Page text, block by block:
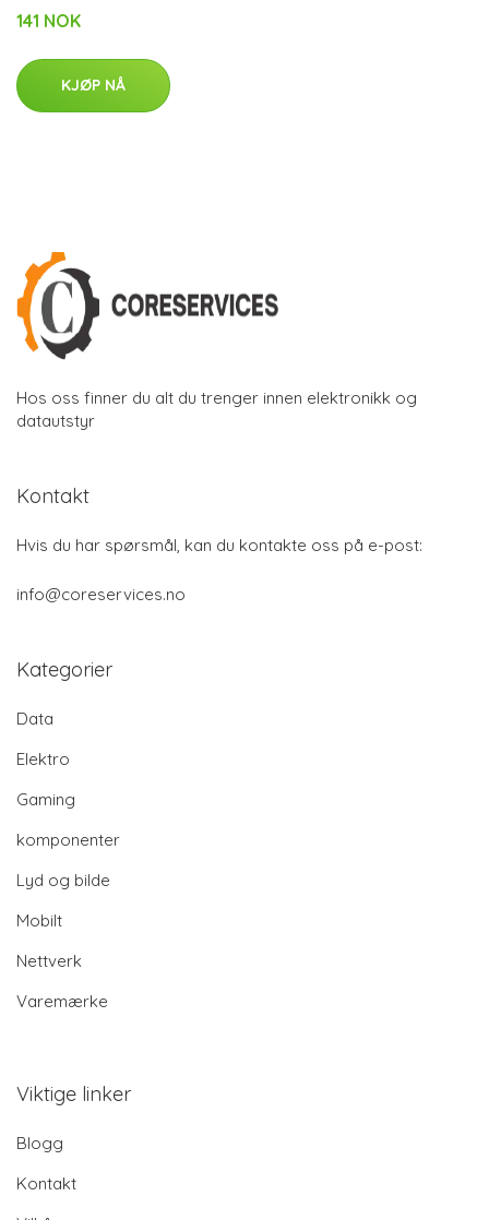
141 NOK
KJØP NÅ
Hos oss finner du alt du trenger innen elektronikk og
datautstyr
Kontakt
Hvis du har spørsmål, kan du kontakte oss på e-post:
info@coreservices.no
Kategorier
Data
Elektro
Gaming
komponenter
Lyd og bilde
Mobilt
Nettverk
Varemærke
Viktige linker
Blogg
Kontakt